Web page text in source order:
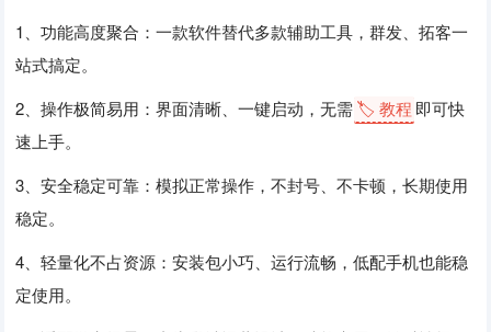
1、功能高度聚合：一款软件替代多款辅助工具，群发、拓客一
站式搞定。
2、操作极简易用：界面清晰、一键启动，无需🏷️ 教程 即可快
速上手。
3、安全稳定可靠：模拟正常操作，不封号、不卡顿，长期使用
稳定。
4、轻量化不占资源：安装包小巧、运行流畅，低配手机也能稳
定使用。